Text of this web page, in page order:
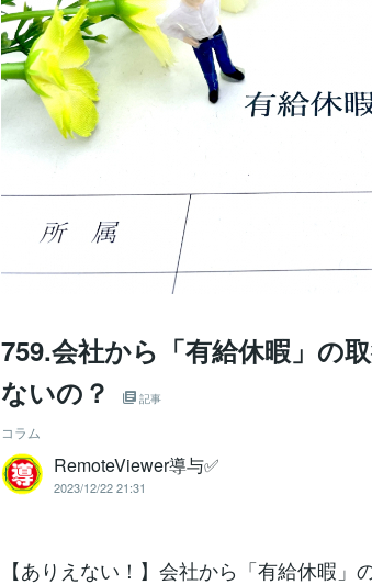
759.会社から「有給休暇」の
ないの？
記事
コラム
RemoteViewer導与✅
2023/12/22 21:31
【ありえない！】会社から「有給休暇